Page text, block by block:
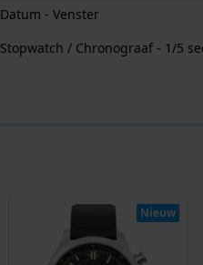
Datum - Venster
Stopwatch / Chronograaf - 1/5
Nieuw